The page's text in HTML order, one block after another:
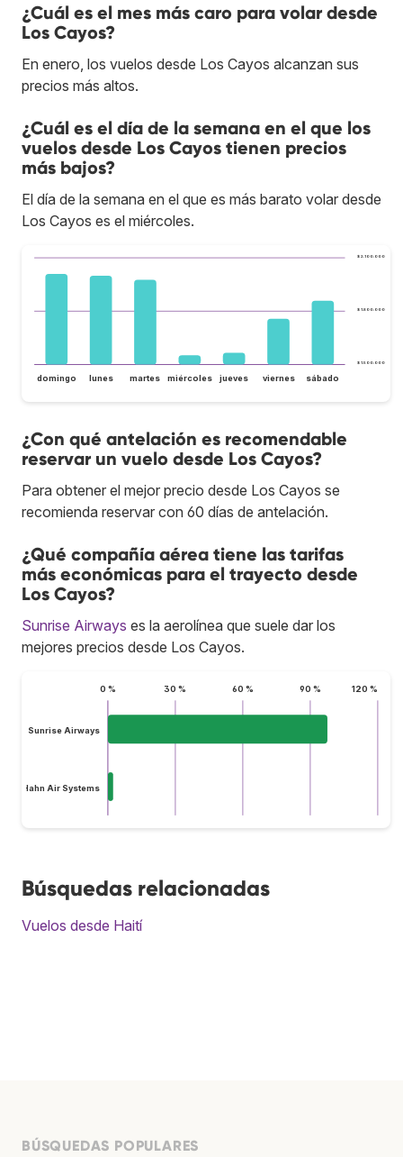
¿Cuál es el mes más caro para volar desde
Los Cayos?
En enero, los vuelos desde Los Cayos alcanzan sus
precios más altos.
¿Cuál es el día de la semana en el que los
vuelos desde Los Cayos tienen precios
más bajos?
El día de la semana en el que es más barato volar desde
Los Cayos es el miércoles.
$ 1.500.000
$ 1.800.000
$ 2.100.000
domingo lunes martes miércoles jueves viernes sábado
¿Con qué antelación es recomendable
reservar un vuelo desde Los Cayos?
Para obtener el mejor precio desde Los Cayos se
recomienda reservar con 60 días de antelación.
¿Qué compañía aérea tiene las tarifas
más económicas para el trayecto desde
Los Cayos?
Sunrise Airways es la aerolínea que suele dar los
mejores precios desde Los Cayos.
0 % 30 % 60 % 90 % 120 %
Sunrise Airways
Hahn Air Systems
Búsquedas relacionadas
Vuelos desde Haití
BÚSQUEDAS POPULARES